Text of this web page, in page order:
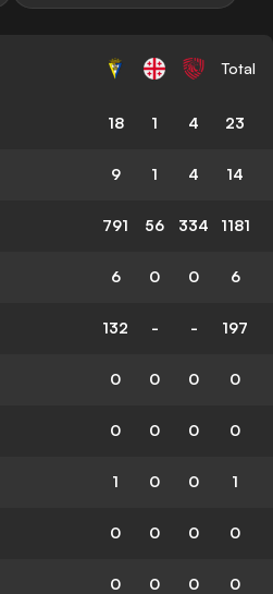
Total
18 1 4 23
9 1 4 14
791 56 334 1181
6 0 0 6
132 - - 197
0 0 0 0
0 0 0 0
1 0 0 1
0 0 0 0
0 0 0 0